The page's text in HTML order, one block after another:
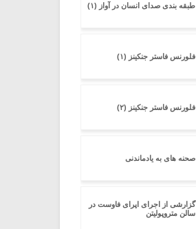
طبقه بندی صدای انسان در آواز (۱)
فلورنس فاستر جنکینز (۱)
فلورنس فاستر جنکینز (۲)
صحنه هاى به یادماندنى
گزارشى از اجراى اپراى فاوست در
سالن متروپولیتن